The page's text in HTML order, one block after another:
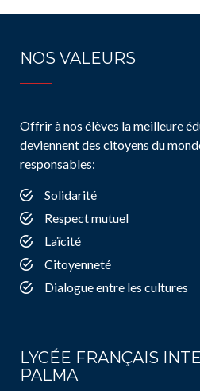
NOS VALEURS
Offrir à nos élèves la meilleure
deviennent des citoyens du
responsables:
Solidarité
Respect mutuel
Laïcité
Citoyenneté
Dialogue entre les cultures
LYCÉE FRANÇAIS
PALMA